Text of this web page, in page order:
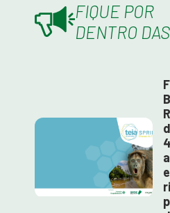
FIQUE POR
DENTRO DAS